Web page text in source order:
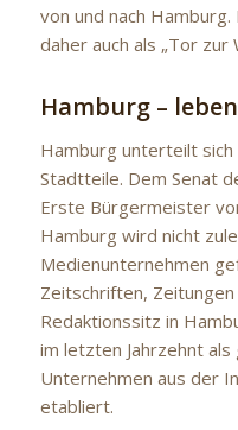
von und nach
daher auch als „Tor zur
Hamburg –
Hamburg unterteilt
Stadtteile. Dem Senat
Erste Bürgermeister
Hamburg wird nicht
Medienunternehmen
Zeitschriften,
Redaktionssitz in
im letzten Jahrzehnt
Unternehmen aus der
etabliert.